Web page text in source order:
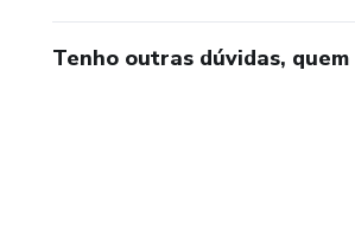
Tenho outras dúvidas,